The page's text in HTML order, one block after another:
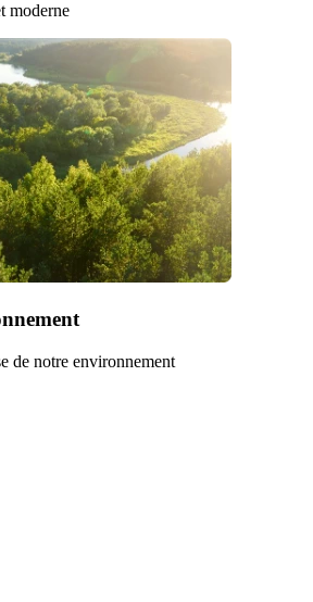
moderne
de notre environnement